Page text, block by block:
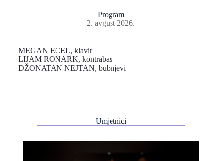
Program
2. avgust 2026.
MEGAN ECEL, klavir
LIJAM RONARK, kontrabas
DŽONATAN NEJTAN, bubnjevi
Umjetnici